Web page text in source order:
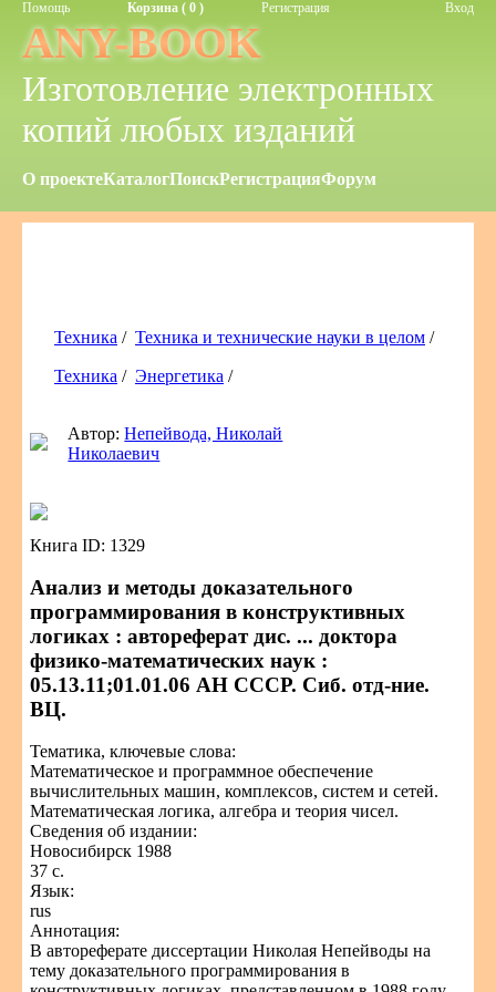
Помощь Корзина ( 0 ) Регистрация Вход
ANY-BOOK
Изготовление электронных
копий любых изданий
О проектеКаталогПоискРегистрацияФорум
Техника / Техника и технические науки в целом /
Техника / Энергетика /
Автор:Непейвода, Николай
Николаевич
Книга ID: 1329
Анализ и методы доказательного
программирования в конструктивных
логиках : автореферат дис. ... доктора
физико-математических наук :
05.13.11;01.01.06 АН СССР. Сиб. отд-ние.
ВЦ.
Тематика, ключевые слова:
Математическое и программное обеспечение
вычислительных машин, комплексов, систем и сетей.
Математическая логика, алгебра и теория чисел.
Сведения об издании:
Новосибирск 1988
37 с.
Язык:
rus
Аннотация:
В автореферате диссертации Николая Непейводы на
тему доказательного программирования в